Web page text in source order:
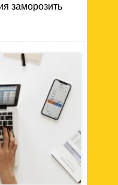
заморозить